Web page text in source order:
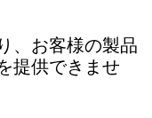
、お客様の製品
提供できませ